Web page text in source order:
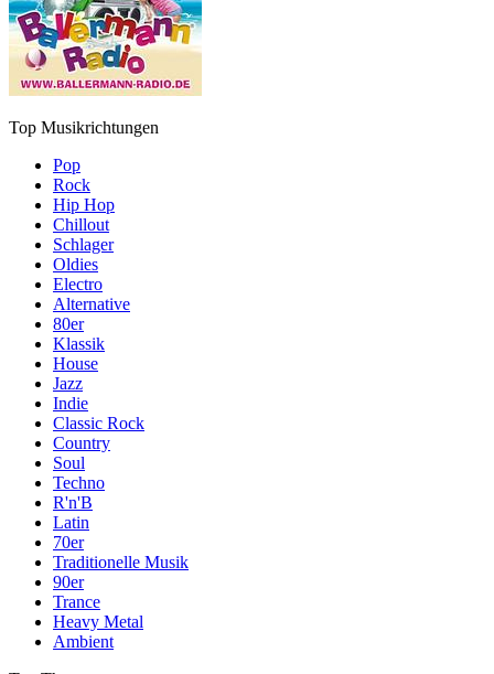
Top Musikrichtungen
Pop
Rock
Hip Hop
Chillout
Schlager
Oldies
Electro
Alternative
80er
Klassik
House
Jazz
Indie
Classic Rock
Country
Soul
Techno
R'n'B
Latin
70er
Traditionelle Musik
90er
Trance
Heavy Metal
Ambient